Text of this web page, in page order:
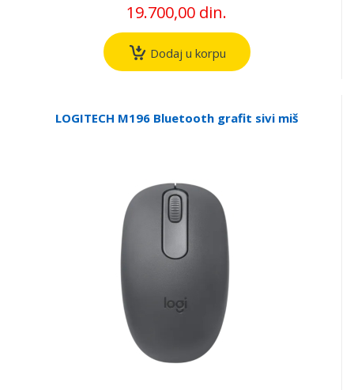
19.700,00 din.
Dodaj u korpu
LOGITECH M196 Bluetooth grafit sivi miš